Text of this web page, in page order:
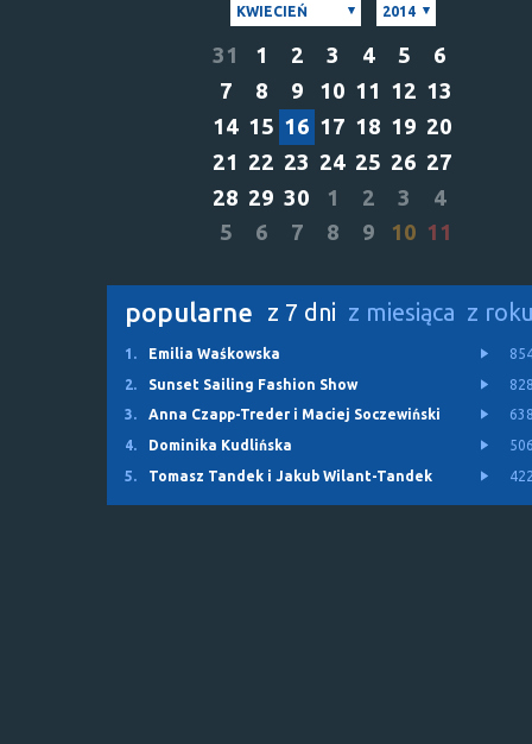
KWIECIEŃ 2014
31 1 2 3 4 5
6
7
8 9 10 11 12 13
14 15 16 17 18 19 20
21 22 23 24 25 26 27
28 29 30 1 2 3
4
5
6 7 8 9 10 11
popularne z 7 dni z miesiąca z
1. Emilia Waśkowska
2.
Sunset Sailing Fashion Show
3.
Anna Czapp-Treder i Maciej Soczewiński
4.
Dominika Kudlińska
5.
Tomasz Tandek i Jakub Wilant-Tandek